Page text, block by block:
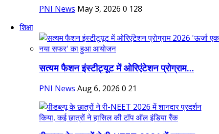
PNI News May 3, 2026 0 128
शिक्षा
सत्यम फैशन इंस्टीट्यूट में ओरिएंटेशन प्रोग्राम...
PNI News Aug 6, 2026 0 21